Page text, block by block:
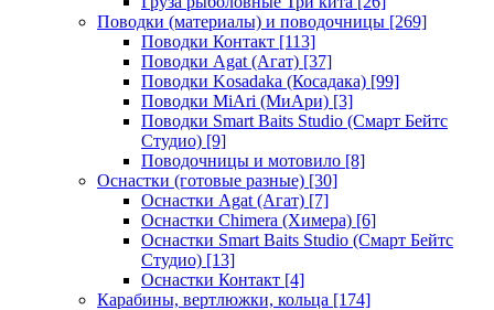
Поводки (материалы) и поводочницы [269]
Поводки Контакт [113]
Поводки Agat (Агат) [37]
Поводки Kosadaka (Косадака) [99]
Поводки MiAri (МиАри) [3]
Поводки Smart Baits Studio (Смарт Бейтс
Студио) [9]
Поводочницы и мотовило [8]
Оснастки (готовые разные) [30]
Оснастки Agat (Агат) [7]
Оснастки Chimera (Химера) [6]
Оснастки Smart Baits Studio (Смарт Бейтс
Студио) [13]
Оснастки Контакт [4]
Карабины, вертлюжки, кольца [174]